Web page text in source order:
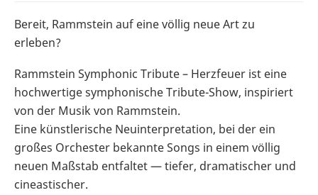
Bereit, Rammstein auf eine völlig neue Art zu
erleben?
Rammstein Symphonic Tribute – Herzfeuer ist eine
hochwertige symphonische Tribute-Show, inspiriert
von der Musik von Rammstein.
Eine künstlerische Neuinterpretation, bei der ein
großes Orchester bekannte Songs in einem völlig
neuen Maßstab entfaltet — tiefer, dramatischer und
cineastischer.